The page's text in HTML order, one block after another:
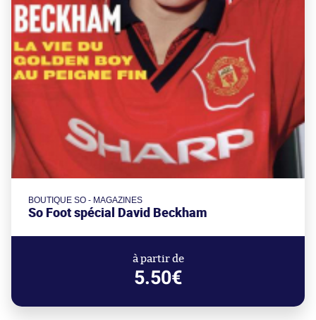
BOUTIQUE SO - MAGAZINES
So Foot spécial David Beckham
à partir de
5.50€